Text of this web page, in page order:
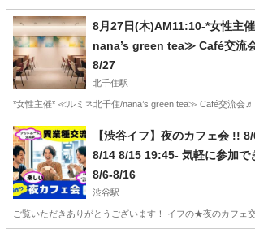
東京 中央区 その他
8月27日(木)AM11:10-*女性主
nana’s green tea≫ Café交流
8/27
北千住駅
*女性主催* ≪ルミネ北千住/nana’s green tea≫ Café交流会
東京 足立区 北千住駅 その他
【渋谷イフ】夜のカフェ会 !! 8/6 8/7 8/8 8/9 8/11
8/14 8/15 19:45- 気軽に参加できるアットホーム
な交流会！着席で楽しくトーク
ど
8/6-8/16
渋谷駅
ご覧いただきありがとうございます！ イフの★夜のカフェ